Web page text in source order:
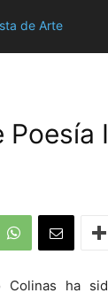
Colinas ha